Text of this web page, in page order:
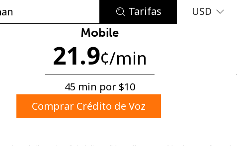
No se ha creado una contraseña
Mínimo 8 caracteres
Una letra mayúscula y una minúscula
Un caracter especial
Tarifas USD
Mobile
21.9¢/min
45 min por ⁦$10⁩
Comprar Crédito de Voz